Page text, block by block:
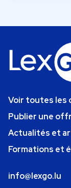
Voir toutes les
Publier une
Actualités et
Formations et
info@lexgo.lu